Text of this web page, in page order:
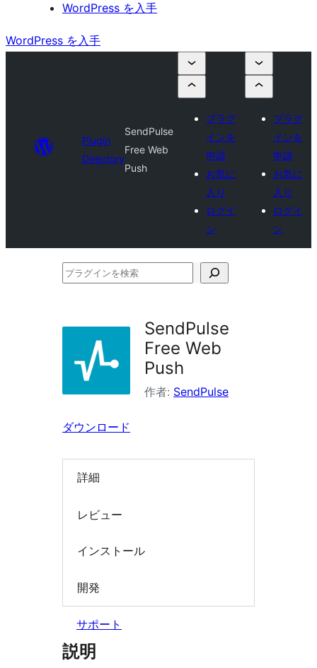
WordPress を入手
WordPress を入手
Plugin
Directory
SendPulse
Free Web
Push
プラグ
インを
申請
お気に
入り
ログイ
ン
プラグ
インを
申請
お気に
入り
ログイ
ン
プ
索
SendPulse
Free Web
Push
作者: SendPulse
ダウンロード
詳細
レビュー
インストール
開発
サポート
説明